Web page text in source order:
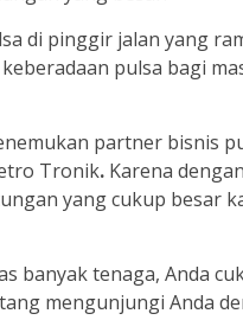
di pinggir jalan yang
pulsa bagi
partner bisnis
Tronik. Karena
yang cukup besar
banyak tenaga, Anda
mengunjungi Anda